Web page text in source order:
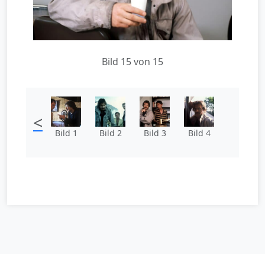
Bild 15 von 15
< Bild 1 Bild 2 Bild 3 Bild 4